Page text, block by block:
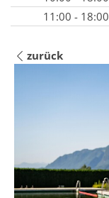
11:00 - 18:00
zurück